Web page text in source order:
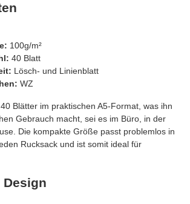
100g/m²
40 Blatt
Lösch- und Linienblatt
WZ
Blätter im praktischen A5-Format, was ihn
Gebrauch macht, sei es im Büro, in der
Die kompakte Größe passt problemlos in
Rucksack und ist somit ideal für